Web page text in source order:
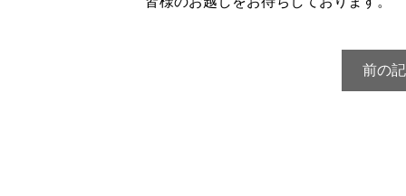
前の